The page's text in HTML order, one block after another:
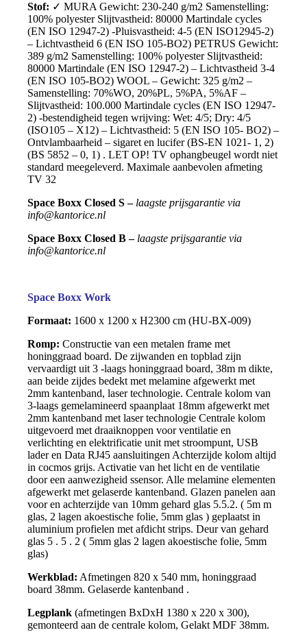
Stof: ✓ MURA Gewicht: 230-240 g/m2 Samenstelling:
100% polyester Slijtvastheid: 80000 Martindale cycles
(EN ISO 12947-2) -Pluisvastheid: 4-5 (EN ISO12945-2)
– Lichtvastheid 6 (EN ISO 105-BO2) PETRUS Gewicht:
389 g/m2 Samenstelling: 100% polyester Slijtvastheid:
80000 Martindale (EN ISO 12947-2) – Lichtvastheid 3-4
(EN ISO 105-BO2) WOOL – Gewicht: 325 g/m2 –
Samenstelling: 70%WO, 20%PL, 5%PA, 5%AF –
Slijtvastheid: 100.000 Martindale cycles (EN ISO 12947-
2) -bestendigheid tegen wrijving: Wet: 4/5; Dry: 4/5
(ISO105 – X12) – Lichtvastheid: 5 (EN ISO 105- BO2) –
Ontvlambaarheid – sigaret en lucifer (BS-EN 1021- 1, 2)
(BS 5852 – 0, 1) . LET OP! TV ophangbeugel wordt niet
standard meegeleverd. Maximale aanbevolen afmeting
TV 32
Space Boxx Closed S – laagste prijsgarantie via
info@kantorice.nl
Space Boxx Closed B – laagste prijsgarantie via
info@kantorice.nl
Space Boxx Work
Formaat: 1600 x 1200 x H2300 cm (HU-BX-009)
Romp: Constructie van een metalen frame met
honinggraad board. De zijwanden en topblad zijn
vervaardigt uit 3 -laags honinggraad board, 38m m dikte,
aan beide zijdes bedekt met melamineafgewerkt met
2mm kantenband, laser technologie. Centrale kolom van
3-laags gemelamineerd spaanplaat 18mm afgewerkt met
2mm kantenband met laser technologie Centrale kolom
uitgevoerd met draaiknoppen voor ventilatie en
verlichting en elektrificatie unit met stroompunt, USB
lader en Data RJ45 aansluitingen Achterzijde kolom altijd
in cocmos grijs. Activatie van het licht en de ventilatie
door een aanwezigheid ssensor. Alle melamine elementen
afgewerkt met gelaserde kantenband. Glazen panelen aan
voor en achterzijde van 10mm gehard glas 5.5.2. ( 5m m
glas, 2 lagen akoestische folie, 5mm glas ) geplaatst in
aluminium profielen met afdicht strips. Deur van gehard
glas 5 . 5 . 2 ( 5mm glas 2 lagen akoestische folie, 5mm
glas)
Werkblad: Afmetingen 820 x 540 mm, honinggraad
board 38mm. Gelaserde kantenband .
Legplank (afmetingen BxDxH 1380 x 220 x 300),
gemonteerd aan de centrale kolom, Gelakt MDF 38mm.